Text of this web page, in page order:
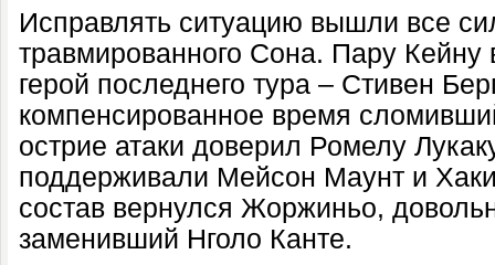
Исправлять ситуацию вышли все
травмированного Сона. Пару Кейну
герой последнего тура – Стивен
компенсированное время
острие атаки доверил Ромелу
поддерживали Мейсон Маунт и
состав вернулся Жоржиньо,
заменивший Нголо Канте.